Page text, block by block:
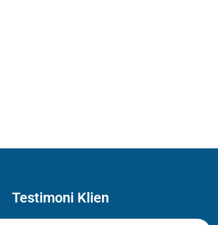
Testimoni Klien